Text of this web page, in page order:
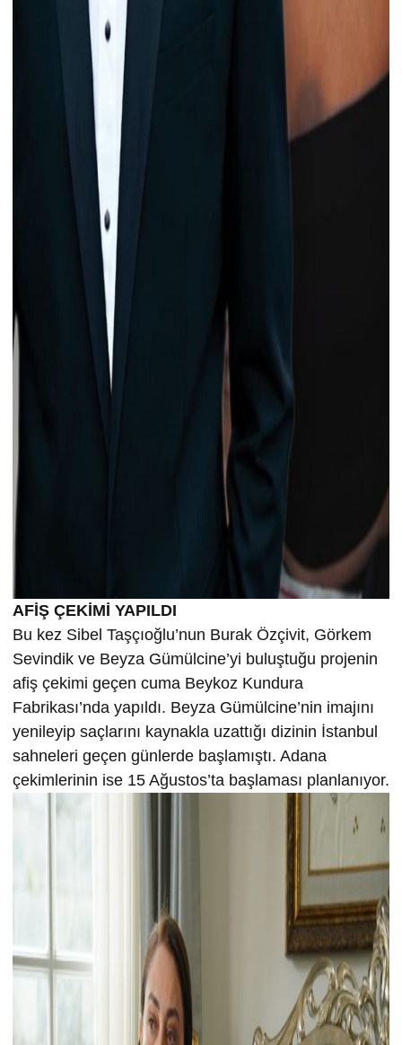
AFİŞ ÇEKİMİ YAPILDI
Bu kez Sibel Taşçıoğlu’nun Burak Özçivit, Görkem
Sevindik ve Beyza Gümülcine’yi buluştuğu projenin
afiş çekimi geçen cuma Beykoz Kundura
Fabrikası’nda yapıldı. Beyza Gümülcine’nin imajını
yenileyip saçlarını kaynakla uzattığı dizinin İstanbul
sahneleri geçen günlerde başlamıştı. Adana
çekimlerinin ise 15 Ağustos’ta başlaması planlanıyor.